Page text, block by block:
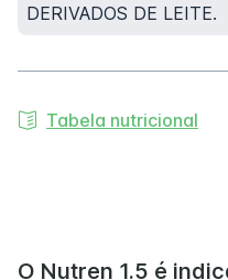
DERIVADOS DE LEITE.
Tabela nutricional
O Nutren 1.5 é